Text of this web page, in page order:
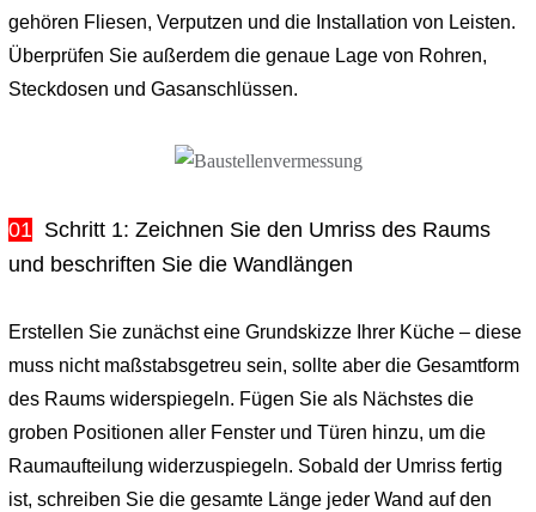
gehören Fliesen, Verputzen und die Installation von Leisten.
Überprüfen Sie außerdem die genaue Lage von Rohren,
Steckdosen und Gasanschlüssen.
01 Schritt 1: Zeichnen Sie den Umriss des Raums
und beschriften Sie die Wandlängen
Erstellen Sie zunächst eine Grundskizze Ihrer Küche – diese
muss nicht maßstabsgetreu sein, sollte aber die Gesamtform
des Raums widerspiegeln. Fügen Sie als Nächstes die
groben Positionen aller Fenster und Türen hinzu, um die
Raumaufteilung widerzuspiegeln. Sobald der Umriss fertig
ist, schreiben Sie die gesamte Länge jeder Wand auf den